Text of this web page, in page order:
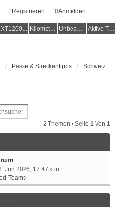
Anmelden
Registrieren
XT1200Z-Wiki Kilometerstatistik Unbeantwortete Themen Aktive Themen
Super Ténéré
Pässe & Streckentipps Schweiz
2 Themen • Seite 1 Von 1
Jun 2026, 17:47 » in
Teams